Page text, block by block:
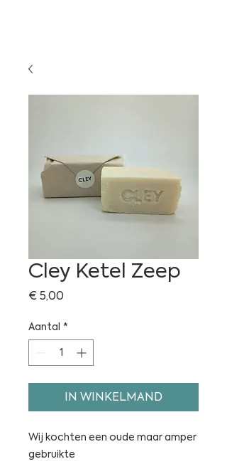
Cley Ketel Zeep
€ 5,00
Aantal *
IN WINKELMAND
Wij kochten een oude maar amper
gebruikte